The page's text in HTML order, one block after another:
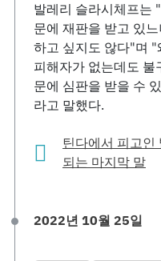
발레리 슬라시체프는
문에 재판을 받고 있
하고 싶지도 않다"며
피해자가 없는데도 불
문에 심판을 받을 수
라고 말했다.
틴다에서 피고인
되는 마지막 말
2022년 10월 25일